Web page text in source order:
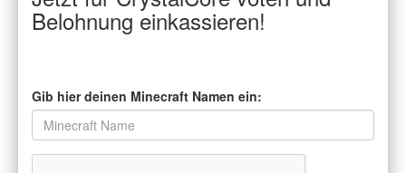
Belohnung einkassieren!
Gib hier deinen Minecraft Namen ein: